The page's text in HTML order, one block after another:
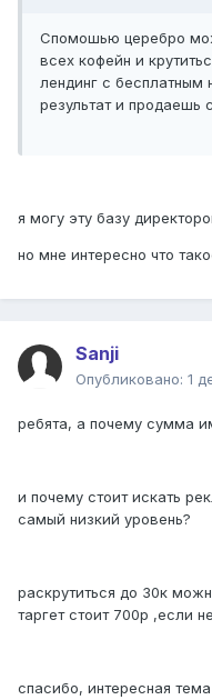
Спомошью церебро
всех кофейн и
лендинг с
результат и продаешь
я могу эту базу
но мне интересно что
Sanji
Опубликовано: 1
ребята, а почему сумма
и почему стоит искать
самый низкий уровень?
раскрутиться до 30к
таргет стоит 700р ,если
спасибо, интересная тема